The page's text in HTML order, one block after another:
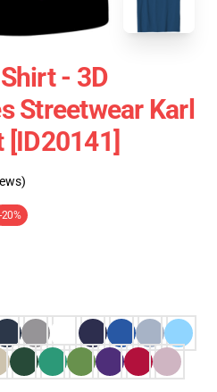
- 3D
Streetwear Karl
-20%